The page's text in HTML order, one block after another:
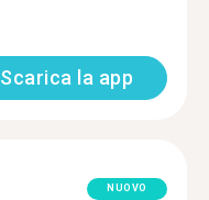
Scarica la app
NUOVO